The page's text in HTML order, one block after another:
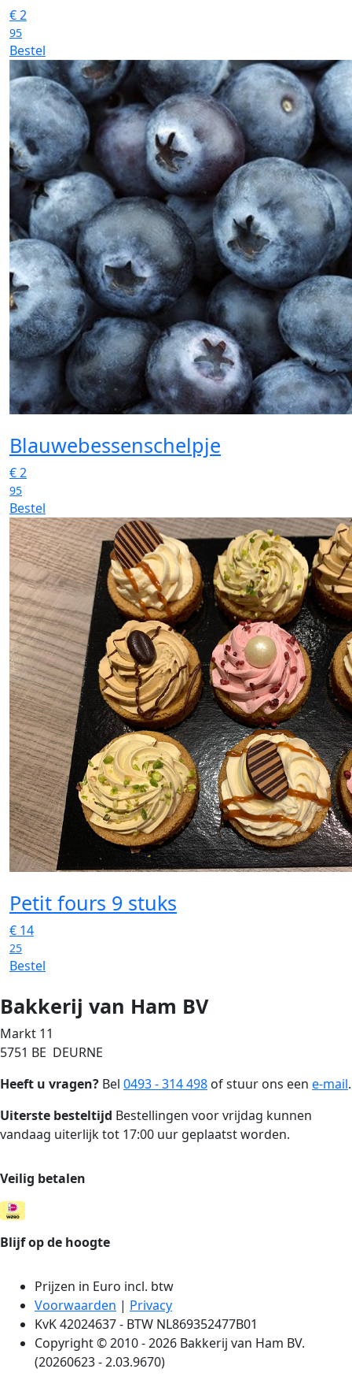
€2
95
Bestel
Blauwebessenschelpje
€2
95
Bestel
Petit fours 9 stuks
€ 14
25
Bestel
Bakkerij van Ham BV
Markt 11
5751 BE DEURNE
Heeft u vragen? Bel 0493 - 314 498 of stuur ons een e-mail.
Uiterste besteltijd Bestellingen voor vrijdag kunnen
vandaag uiterlijk tot 17:00 uur geplaatst worden.
Veilig betalen
Blijf op de hoogte
Prijzen in Euro incl. btw
Voorwaarden | Privacy
KvK 42024637 - BTW NL869352477B01
Copyright © 2010 - 2026 Bakkerij van Ham BV.
(20260623 - 2.03.9670)